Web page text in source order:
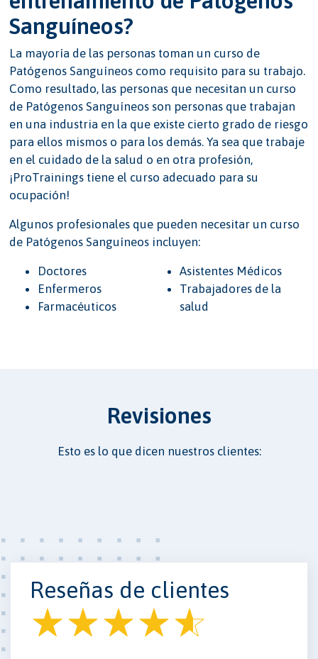
Sanguíneos?
La mayoría de las personas toman un curso de
Patógenos Sanguíneos como requisito para su trabajo.
Como resultado, las personas que necesitan un curso
de Patógenos Sanguíneos son personas que trabajan
en una industria en la que existe cierto grado de riesgo
para ellos mismos o para los demás. Ya sea que trabaje
en el cuidado de la salud o en otra profesión,
¡ProTrainings tiene el curso adecuado para su
ocupación!
Algunos profesionales que pueden necesitar un curso
de Patógenos Sanguíneos incluyen:
Doctores
Enfermeros
Farmacéuticos
Asistentes Médicos
Trabajadores de la
salud
Revisiones
Esto es lo que dicen nuestros clientes:
Reseñas de clientes